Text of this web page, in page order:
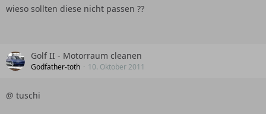
wieso sollten diese nicht passen ??
Golf II - Motorraum cleanen
Godfather-toth 10. Oktober 2011
@ tuschi